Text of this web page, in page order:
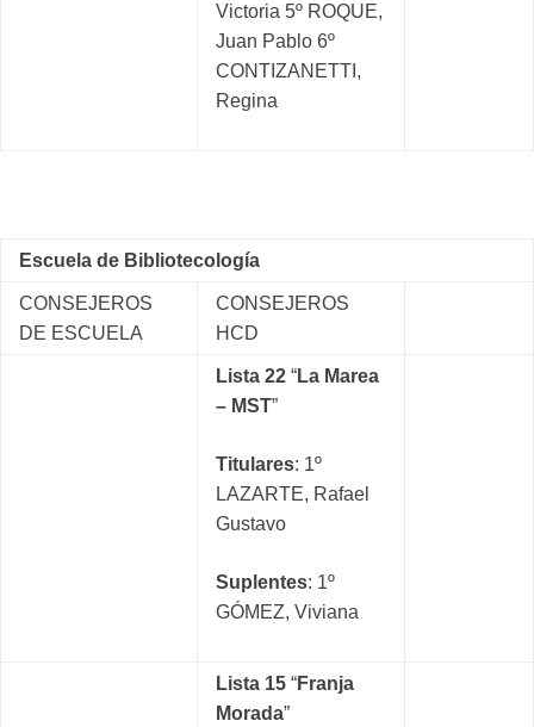
Victoria 5º ROQUE,
Juan Pablo 6º
CONTIZANETTI,
Regina
Escuela de Bibliotecología
CONSEJEROS
DE ESCUELA
CONSEJEROS
HCD
Lista 22 “La Marea
– MST”
Titulares: 1º
LAZARTE, Rafael
Gustavo
Suplentes: 1º
GÓMEZ, Viviana
Lista 15 “Franja
Morada”